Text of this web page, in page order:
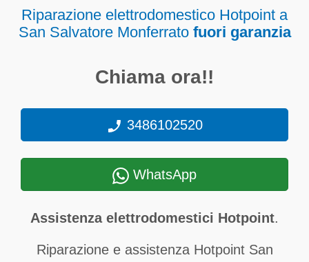
Riparazione elettrodomestico Hotpoint a
San Salvatore Monferrato fuori garanzia
Chiama ora!!
3486102520
WhatsApp
Assistenza elettrodomestici Hotpoint.
Riparazione e assistenza Hotpoint San